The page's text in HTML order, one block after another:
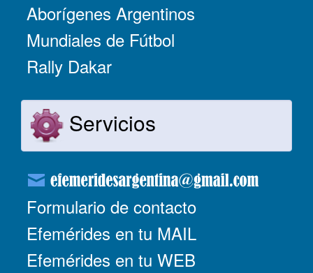
Aborígenes Argentinos
Mundiales de Fútbol
Rally Dakar
Servicios
Formulario de contacto
Efemérides en tu MAIL
Efemérides en tu WEB